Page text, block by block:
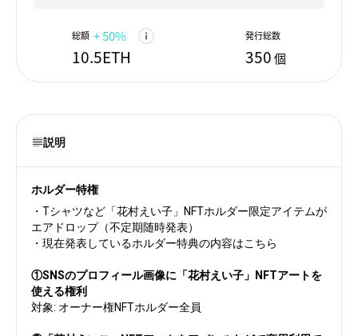
総額 + 50%
10.5ETH
発行総数
350個
説明
ホルダー特権
・Tシャツなど「花村えい子」NFTホルダー限定アイテムが
エアドロップ（不定期随時発表）
・現在発表しているホルダー特典の内容はこちら
①SNSのプロフィール画像に「花村えい子」NFTアートを
使える権利
対象: オーナー権NFTホルダー全員